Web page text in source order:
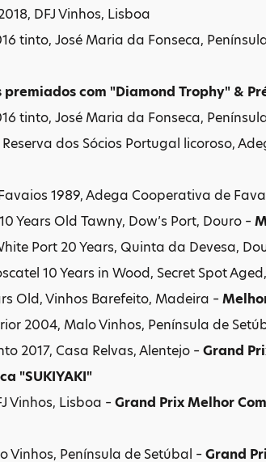
DFJ Vinhos, Lisboa
tinto, José Maria da Fonseca,
premiados com "Diamond Trophy" &
tinto, José Maria da Fonseca,
dos Sócios Portugal licoroso,
1989, Adega Cooperativa de
Years Old Tawny, Dow’s Port, Douro –
Port 20 Years, Quinta da Devesa,
10 Years in Wood, Secret Spot
Old, Vinhos Barefeito, Madeira –
2004, Malo Vinhos, Península de
2017, Casa Relvas, Alentejo –Grand
"SUKIYAKI"
Vinhos, Lisboa –Grand Prix Melhor
Vinhos, Península de Setúbal –Grand